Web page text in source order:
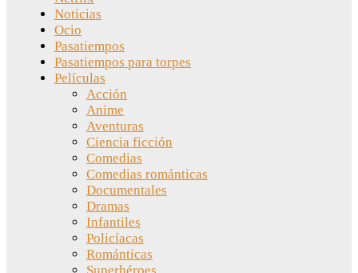
Noticias
Ocio
Pasatiempos
Pasatiempos para torpes
Películas
Acción
Anime
Aventuras
Ciencia ficción
Comedias
Comedias románticas
Documentales
Dramas
Infantiles
Policíacas
Románticas
Superhéroes